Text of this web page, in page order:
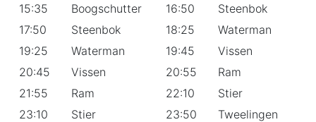
15:35
17:50
19:25
20:45
21:55
23:10
Boogschutter
Steenbok
Waterman
Vissen
Ram
Stier
16:50
18:25
19:45
20:55
22:10
23:50
Steenbok
Waterman
Vissen
Ram
Stier
Tweelingen